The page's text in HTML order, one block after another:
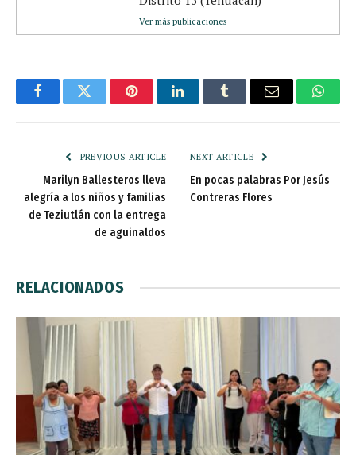
Ver más publicaciones
FacebookTwitter PinterestLinkedInTumblr Email
PREVIOUS ARTICLE
Marilyn Ballesteros lleva
alegría a los niños y familias
de Teziutlán con la entrega
de aguinaldos
NEXT ARTICLE
En pocas palabras Por Jesús
Contreras Flores
RELACIONADOS